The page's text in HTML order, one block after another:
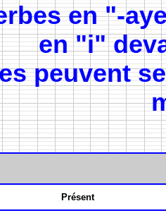
en "-
en "i"
peuvent
Présent